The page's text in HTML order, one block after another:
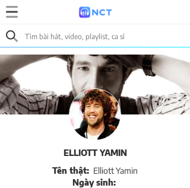
ELLIOTT YAMIN
Tên thật: Elliott Yamin
Ngày sinh: